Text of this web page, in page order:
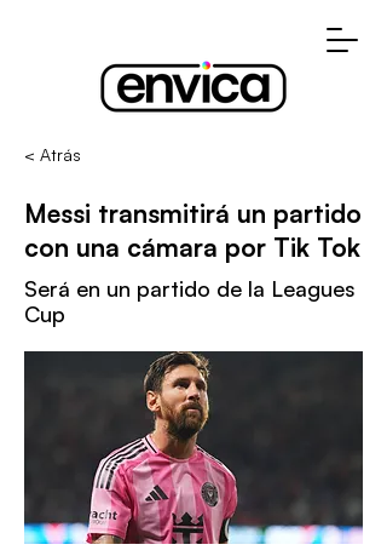
< Atrás
Messi transmitirá un partido
con una cámara por Tik Tok
Será en un partido de la Leagues
Cup